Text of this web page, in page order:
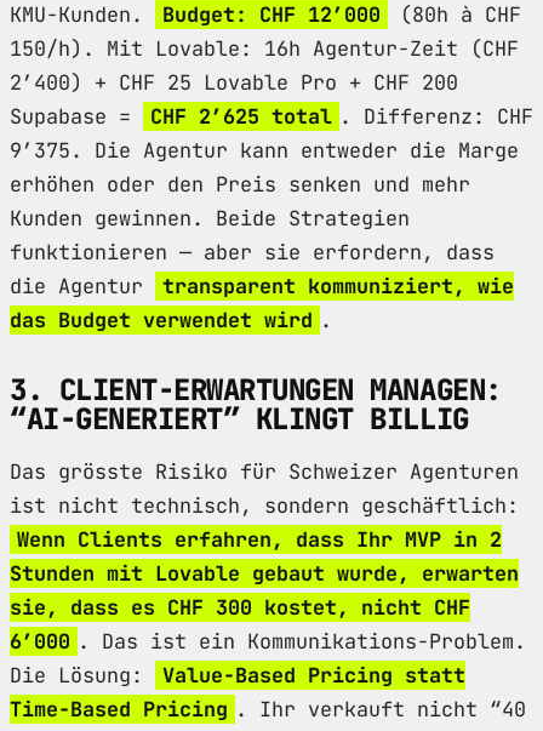
KMU-Kunden.
Budget: CHF 12’000
(80h à CHF
150/h). Mit Lovable: 16h Agentur-Zeit (CHF
2’400) + CHF 25 Lovable Pro + CHF 200
Supabase =
CHF 2’625 total . Differenz: CHF
9’375. Die Agentur kann entweder die Marge
erhöhen oder den Preis senken und mehr
Kunden gewinnen. Beide Strategien
funktionieren — aber sie erfordern, dass
die Agentur
transparent kommuniziert, wie
das Budget verwendet wird .
3. CLIENT-ERWARTUNGEN MANAGEN:
“AI-GENERIERT” KLINGT BILLIG
Das grösste Risiko für Schweizer Agenturen
ist nicht technisch, sondern geschäftlich:
Wenn Clients erfahren, dass Ihr MVP in 2
Stunden mit Lovable gebaut wurde, erwarten
sie, dass es CHF 300 kostet, nicht CHF
6’000 . Das ist ein Kommunikations-Problem.
Die Lösung:
Value-Based Pricing statt
Time-Based Pricing . Ihr verkauft nicht “40